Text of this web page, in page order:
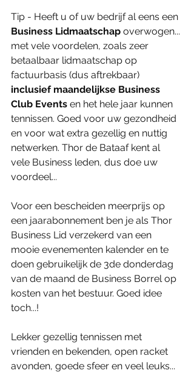
Tip - Heeft u of uw bedrijf al eens een
Business Lidmaatschap overwogen...
met vele voordelen, zoals zeer
betaalbaar lidmaatschap op
factuurbasis (dus aftrekbaar)
inclusief maandelijkse Business
Club Events en het hele jaar kunnen
tennissen. Goed voor uw gezondheid
en voor wat extra gezellig en nuttig
netwerken. Thor de Bataaf kent al
vele Business leden, dus doe uw
voordeel...
Voor een bescheiden meerprijs op
een jaarabonnement ben je als Thor
Business Lid verzekerd van een
mooie evenementen kalender en te
doen gebruikelijk de 3de donderdag
van de maand de Business Borrel op
kosten van het bestuur. Goed idee
toch...!
Lekker gezellig tennissen met
vrienden en bekenden, open racket
avonden, goede sfeer en veel leuks...